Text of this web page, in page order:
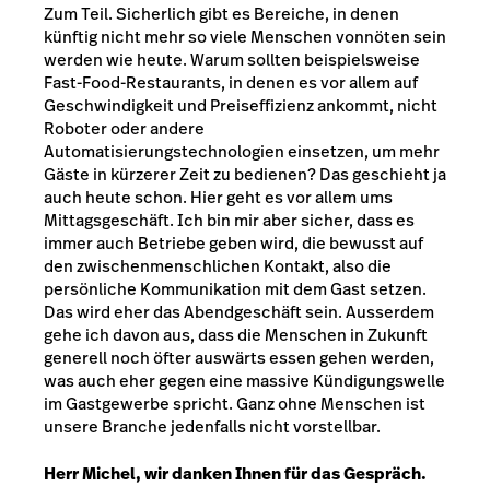
Zum Teil. Sicherlich gibt es Bereiche, in denen
künftig nicht mehr so viele Menschen vonnöten sein
werden wie heute. Warum sollten beispielsweise
Fast-Food-Restaurants, in denen es vor allem auf
Geschwindigkeit und Preiseffizienz ankommt, nicht
Roboter oder andere
Automatisierungstechnologien einsetzen, um mehr
Gäste in kürzerer Zeit zu bedienen? Das geschieht ja
auch heute schon. Hier geht es vor allem ums
Mittagsgeschäft. Ich bin mir aber sicher, dass es
immer auch Betriebe geben wird, die bewusst auf
den zwischenmenschlichen Kontakt, also die
persönliche Kommunikation mit dem Gast setzen.
Das wird eher das Abendgeschäft sein. Ausserdem
gehe ich davon aus, dass die Menschen in Zukunft
generell noch öfter auswärts essen gehen werden,
was auch eher gegen eine massive Kündigungswelle
im Gastgewerbe spricht. Ganz ohne Menschen ist
unsere Branche jedenfalls nicht vorstellbar.
Herr Michel, wir danken Ihnen für das Gespräch.